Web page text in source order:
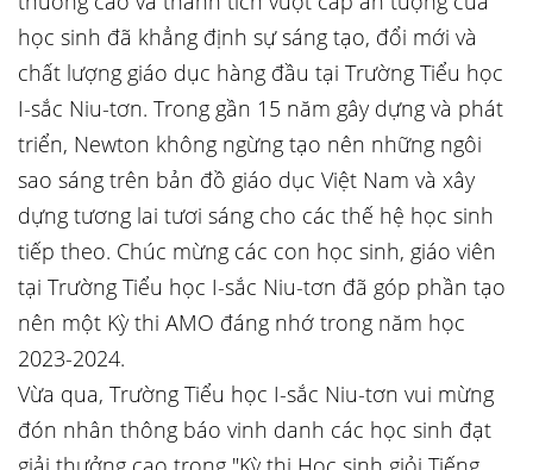
học sinh đã khẳng định sự sáng tạo, đổi mới và
chất lượng giáo dục hàng đầu tại Trường Tiểu học
I-sắc Niu-tơn. Trong gần 15 năm gây dựng và phát
triển, Newton không ngừng tạo nên những ngôi
sao sáng trên bản đồ giáo dục Việt Nam và xây
dựng tương lai tươi sáng cho các thế hệ học sinh
tiếp theo. Chúc mừng các con học sinh, giáo viên
tại Trường Tiểu học I-sắc Niu-tơn đã góp phần tạo
nên một Kỳ thi AMO đáng nhớ trong năm học
2023-2024.
Vừa qua, Trường Tiểu học I-sắc Niu-tơn vui mừng
đón nhân thông báo vinh danh các học sinh đạt